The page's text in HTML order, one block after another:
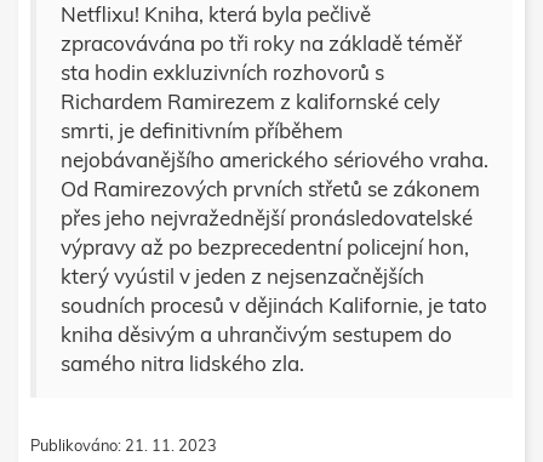
Netflixu! Kniha, která byla pečlivě
zpracovávána po tři roky na základě téměř
sta hodin exkluzivních rozhovorů s
Richardem Ramirezem z kalifornské cely
smrti, je definitivním příběhem
nejobávanějšího amerického sériového vraha.
Od Ramirezových prvních střetů se zákonem
přes jeho nejvražednější pronásledovatelské
výpravy až po bezprecedentní policejní hon,
který vyústil v jeden z nejsenzačnějších
soudních procesů v dějinách Kalifornie, je tato
kniha děsivým a uhrančivým sestupem do
samého nitra lidského zla.
Publikováno: 21. 11. 2023